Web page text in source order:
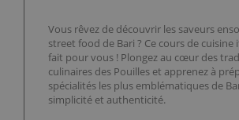
Vous rêvez de découvrir les saveurs
street food de Bari ? Ce cours de cuisine
fait pour vous ! Plongez au cœur des
culinaires des Pouilles et apprenez à
spécialités les plus emblématiques de
simplicité et authenticité.